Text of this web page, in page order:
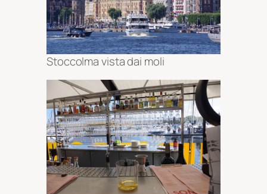
Stoccolma vista dai moli